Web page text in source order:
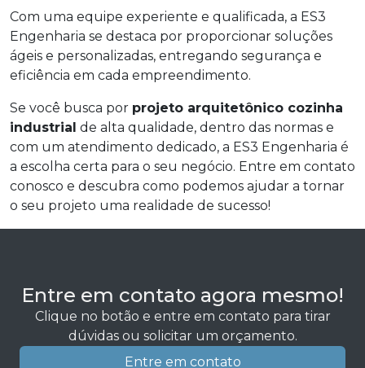
Com uma equipe experiente e qualificada, a ES3
Engenharia se destaca por proporcionar soluções
ágeis e personalizadas, entregando segurança e
eficiência em cada empreendimento.
Se você busca por projeto arquitetônico cozinha
industrial de alta qualidade, dentro das normas e
com um atendimento dedicado, a ES3 Engenharia é
a escolha certa para o seu negócio. Entre em contato
conosco e descubra como podemos ajudar a tornar
o seu projeto uma realidade de sucesso!
Entre em contato agora mesmo!
Clique no botão e entre em contato para tirar
dúvidas ou solicitar um orçamento.
Entre em contato